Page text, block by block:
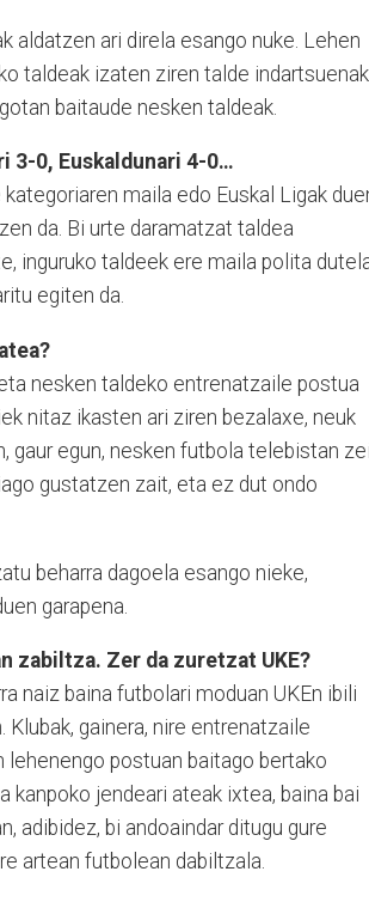
aldatzen ari direla esango nuke. Lehen
taldeak izaten ziren talde
baitaude nesken taldeak.
3-0, Euskaldunari 4-0…
maila edo Euskal Ligak
da. Bi urte daramatzat taldea
inguruko taldeek ere maila polita
egiten da.
nesken taldeko entrenatzaile postua
nitaz ikasten ari ziren bezalaxe, neuk
gaur egun, nesken futbola telebistan
gustatzen zait, eta ez dut ondo
beharra dagoela esango nieke,
garapena.
zabiltza. Zer da zuretzat UKE?
naiz baina futbolari moduan UKEn ibili
gainera, nire entrenatzaile
lehenengo postuan baitago bertako
kanpoko jendeari ateak ixtea, baina bai
adibidez, bi andoaindar ditugu gure
artean futbolean dabiltzala.